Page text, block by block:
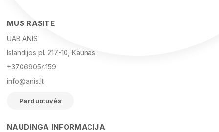
MUS RASITE
UAB ANIS
Islandijos pl. 217-10, Kaunas
+37069054159
info@anis.lt
Parduotuvės
NAUDINGA INFORMACIJA